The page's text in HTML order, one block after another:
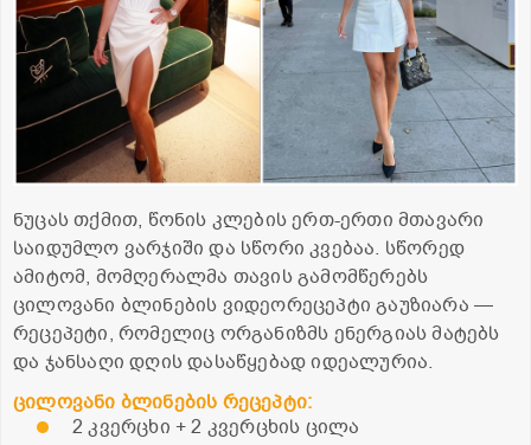
ნუცას თქმით, წონის კლების ერთ-ერთი მთავარი
საიდუმლო ვარჯიში და სწორი კვებაა. სწორედ
ამიტომ, მომღერალმა თავის გამომწერებს
ცილოვანი ბლინების ვიდეორეცეპტი გაუზიარა —
რეცეპეტი, რომელიც ორგანიზმს ენერგიას მატებს
და ჯანსაღი დღის დასაწყებად იდეალურია.
ცილოვანი ბლინების რეცეპტი:
2 კვერცხი + 2 კვერცხის ცილა